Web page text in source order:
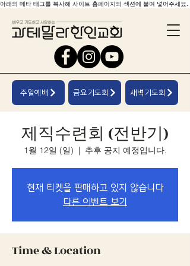
아래의 메타 태그를 복사해 사이트 홈페이지의 섹션에 붙여 넣어주세요.
주일예배 금요기도회 새벽기도회
제직수련회 (전반기)
1월 12일 (일)
  |
추후 공지 예정입니다.
현재 티켓을 판매하고 있지 않습니다
다른 이벤트 보기
Time & Location